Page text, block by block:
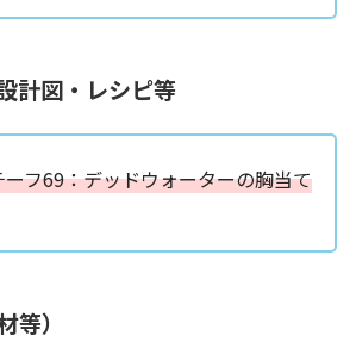
計図・レシピ等
フ69：デッドウォーターの胸当て
等）